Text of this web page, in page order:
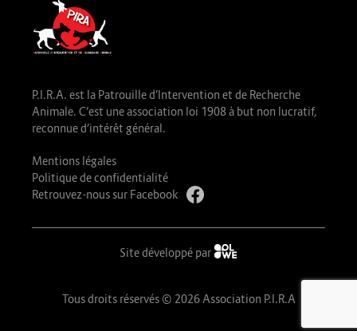
P.I.R.A. est la Patrouille d’Intervention et de Recherche
Animale. C’est une association loi 1908 à but non lucratif,
reconnue d’intérêt général.
Mentions légales
Politique de confidentialité
Retrouvez-nous sur Facebook
Site développé par
Tous droits réservés © 2026 Association P.I.R.A